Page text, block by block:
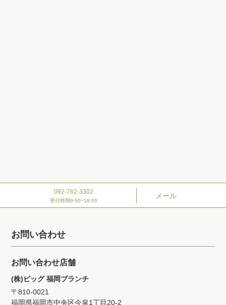
092-762-3302
受付時間9:00~18:00
メール
お問い合わせ
お問い合わせ店舗
(株)ビッグ 福岡ブランチ
〒810-0021
福岡県福岡市中央区今泉1丁目20‐2